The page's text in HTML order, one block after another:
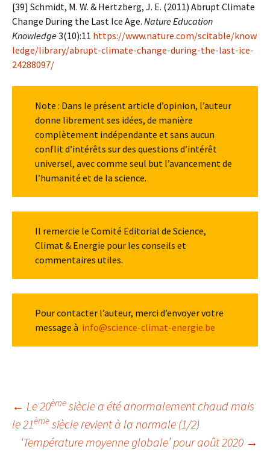
[39] Schmidt, M. W. & Hertzberg, J. E. (2011) Abrupt Climate
Change During the Last Ice Age. Nature Education
Knowledge3(10):11 https://www.nature.com/scitable/know
ledge/library/abrupt-climate-change-during-the-last-ice-
24288097/
Note : Dans le présent article d’opinion, l’auteur
donne librement ses idées, de manière
complètement indépendante et sans aucun
conflit d’intérêts sur des questions d’intérêt
universel, avec comme seul but l’avancement de
l’humanité et de la science.
Il remercie le Comité Editorial de Science,
Climat & Energie pour les conseils et
commentaires utiles.
Pour contacter l’auteur, merci d’envoyer votre
message à info@science-climat-energie.be
Navigation
← Le 20ème siècle a été anormalement chaud mais
le 21ème siècle revient à la normale (1/2)
‘Température moyenne globale’ pour août 2020 →